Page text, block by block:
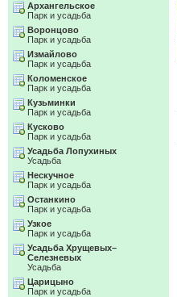
Архангельское
Парк и усадьба
Воронцово
Парк и усадьба
Измайлово
Парк и усадьба
Коломенское
Парк и усадьба
Кузьминки
Парк и усадьба
Кусково
Парк и усадьба
Усадьба Лопухиных
Усадьба
Нескучное
Парк и усадьба
Останкино
Парк и усадьба
Узкое
Парк и усадьба
Усадьба Хрущевых–
Селезневых
Усадьба
Царицыно
Парк и усадьба